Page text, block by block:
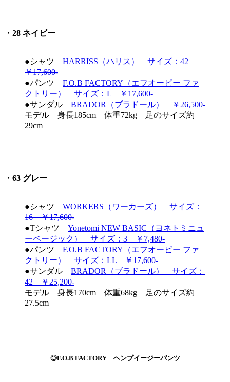
・28 ネイビー
●シャツ HARRISS（ハリス） サイズ：42
￥17,600-
●パンツ F.O.B FACTORY（エフオービー ファ
クトリー） サイズ：L ￥17,600-
●サンダル BRADOR（ブラドール） ￥26,500-
モデル 身長185cm 体重72kg 足のサイズ約
29cm
・63 グレー
●シャツ WORKERS（ワーカーズ） サイズ：
16 ￥17,600-
●Tシャツ Yonetomi NEW BASIC（ヨネトミニュ
ーベージック） サイズ：3 ￥7,480-
●パンツ F.O.B FACTORY（エフオービー ファ
クトリー） サイズ：LL ￥17,600-
●サンダル BRADOR（ブラドール） サイズ：
42 ￥25,200-
モデル 身長170cm 体重68kg 足のサイズ約
27.5cm
◎F.O.B FACTORY ヘンプイージーパンツ